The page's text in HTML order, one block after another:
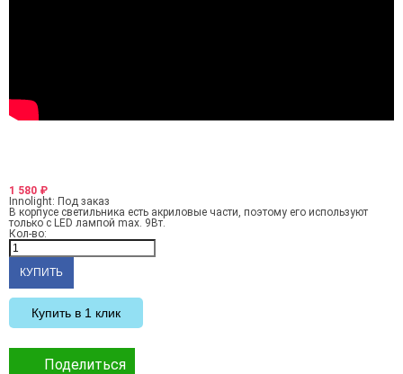
1 580 ₽
Innolight: Под заказ
В корпусе светильника есть акриловые части, поэтому его используют
только с LED лампой max. 9Вт.
Кол-во:
Купить в 1 клик
Поделиться